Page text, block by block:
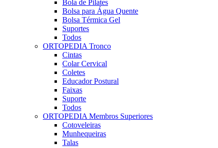
Bola de Pilates
Bolsa para Água Quente
Bolsa Térmica Gel
Suportes
Todos
ORTOPEDIA Tronco
Cintas
Colar Cervical
Coletes
Educador Postural
Faixas
Suporte
Todos
ORTOPEDIA Membros Superiores
Cotoveleiras
Munhequeiras
Talas